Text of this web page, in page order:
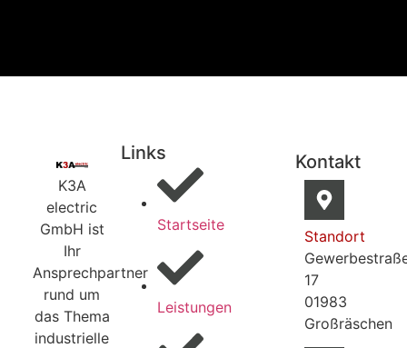
K3A
electric
GmbH ist
Ihr
Ansprechpartner
rund um
das Thema
industrielle
Links
Startseite
Leistungen
Kontakt
Standort
17
01983
Großräschen